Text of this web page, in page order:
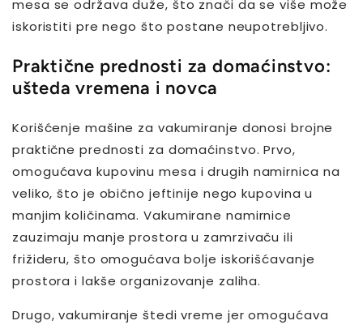
mesa se održava duže, što znači da se više može
iskoristiti pre nego što postane neupotrebljivo.
Praktične prednosti za domaćinstvo:
ušteda vremena i novca
Korišćenje mašine za vakumiranje donosi brojne
praktične prednosti za domaćinstvo. Prvo,
omogućava kupovinu mesa i drugih namirnica na
veliko, što je obično jeftinije nego kupovina u
manjim količinama. Vakumirane namirnice
zauzimaju manje prostora u zamrzivaču ili
frižideru, što omogućava bolje iskorišćavanje
prostora i lakše organizovanje zaliha.
Drugo, vakumiranje štedi vreme jer omogućava